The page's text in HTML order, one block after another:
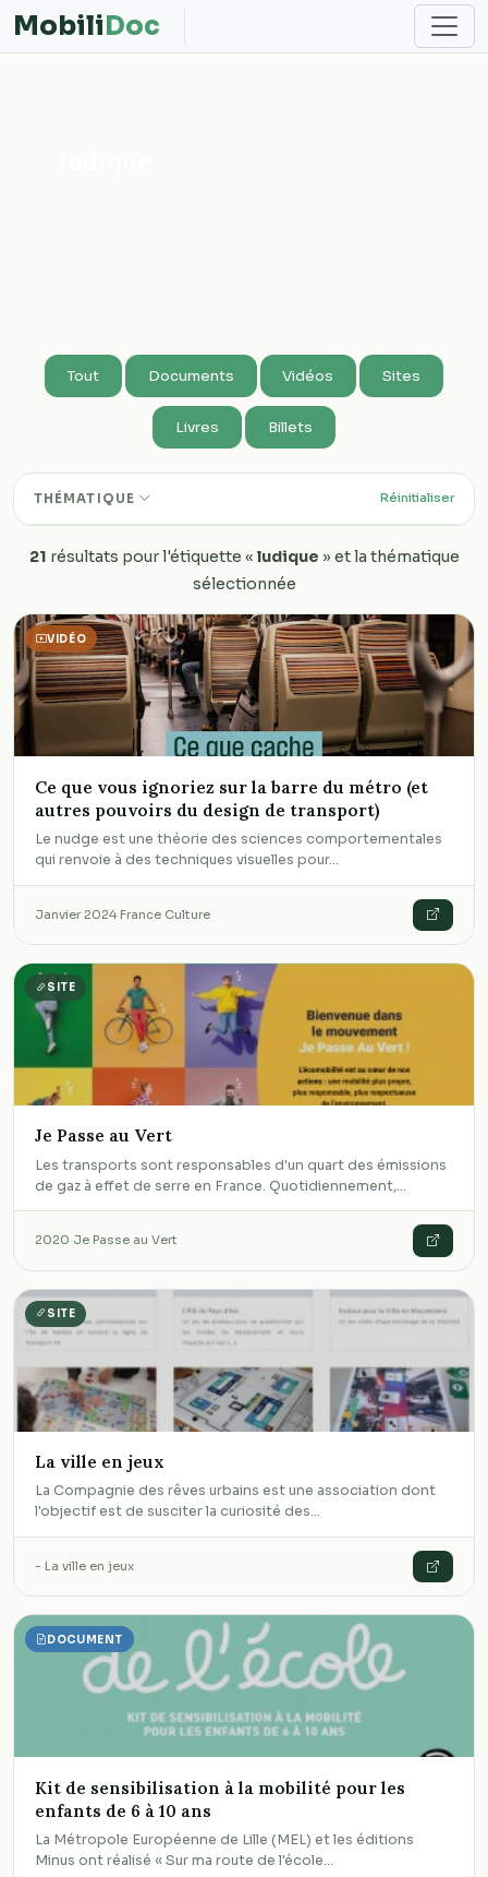
MobiliDoc
Tout Documents Vidéos Sites
Livres Billets
THÉMATIQUE Réinitialiser
21 résultats pour l'étiquette « ludique » et la thématique
sélectionnée
VIDÉO
Ce que vous ignoriez sur la barre du métro (et
autres pouvoirs du design de transport)
Le nudge est une théorie des sciences comportementales
qui renvoie à des techniques visuelles pour…
Janvier 2024·France Culture
SITE
Je Passe au Vert
Les transports sont responsables d'un quart des émissions
de gaz à effet de serre en France. Quotidiennement,…
2020·Je Passe au Vert
SITE
La ville en jeux
La Compagnie des rêves urbains est une association dont
l'objectif est de susciter la curiosité des…
-·La ville en jeux
DOCUMENT
Kit de sensibilisation à la mobilité pour les
enfants de 6 à 10 ans
La Métropole Européenne de Lille (MEL) et les éditions
Minus ont réalisé « Sur ma route de l'école…